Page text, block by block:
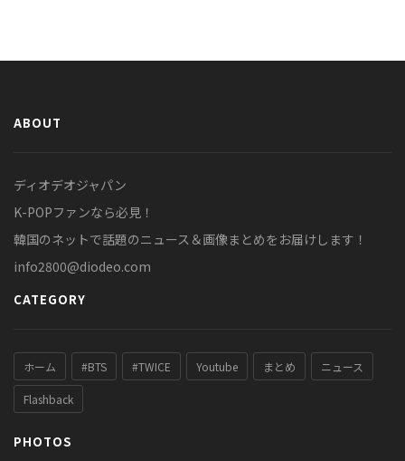
ABOUT
ディオデオジャパン
K-POPファンなら必見！
韓国のネットで話題のニュース＆画像まとめをお届けします！
info2800@diodeo.com
CATEGORY
ホーム #BTS #TWICE Youtube まとめ ニュース
Flashback
PHOTOS